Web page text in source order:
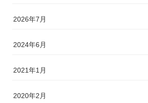
2026年7月
2024年6月
2021年1月
2020年2月